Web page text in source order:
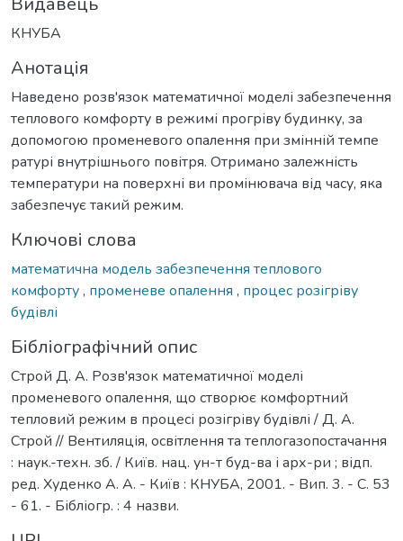
КНУБА
Анотація
Наведено розв'язок математичної моделі забезпечення
теплового комфорту в режимі прогріву будинку, за
допомогою променевого опалення при змінній темпе
ратурі внутрішнього повітря. Отримано залежність
температури на поверхні ви промінювача від часу, яка
забезпечує такий режим.
Ключові слова
математична модель забезпечення теплового
комфорту, променеве опалення , процес розігріву
будівлі
Бібліографічний опис
Строй Д. А. Розв'язок математичної моделі
променевого опалення, що створює комфортний
тепловий режим в процесі розігріву будівлі / Д. А.
Строй // Вентиляція, освітлення та теплогазопостачання
: наук.-техн. зб. / Київ. нац. ун-т буд-ва і арх-ри ; відп.
ред. Худенко А. А. - Київ : КНУБА, 2001. - Вип. 3. - С. 53
- 61. - Бібліогр. : 4 назви.